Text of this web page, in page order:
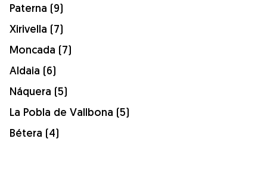
Paterna (9)
Xirivella (7)
Moncada (7)
Aldaia (6)
Náquera (5)
La Pobla de Vallbona (5)
Bétera (4)